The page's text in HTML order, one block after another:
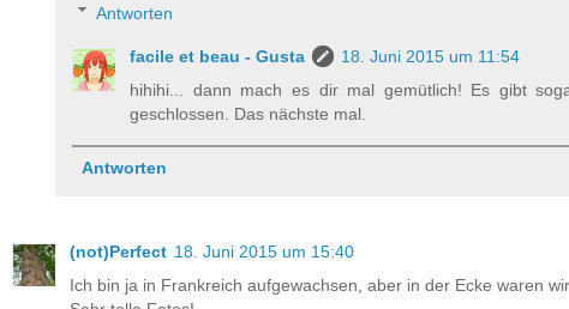
Antworten
facile et beau - Gusta
18. Juni 2015 um 11:54
hihihi... dann mach es dir mal gemütlich! Es gibt
geschlossen. Das nächste mal.
Antworten
(not)Perfect 18. Juni 2015 um 15:40
Ich bin ja in Frankreich aufgewachsen, aber in der Ecke waren